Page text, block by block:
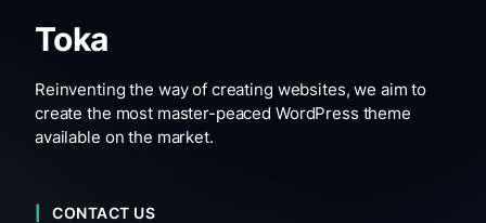
Toka
Reinventing the way of creating websites, we aim to
create the most master-peaced WordPress theme
available on the market.
CONTACT US